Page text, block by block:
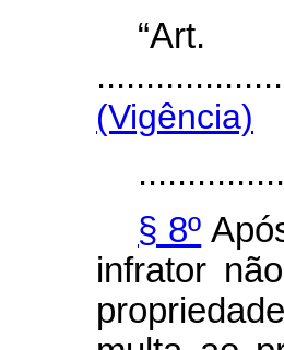
(Vigência)
§ 8º
infrator